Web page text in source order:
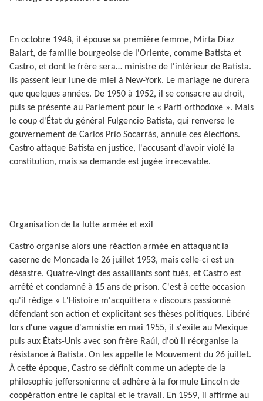
En octobre 1948, il épouse sa première femme, Mirta Diaz
Balart, de famille bourgeoise de l'Oriente, comme Batista et
Castro, et dont le frère sera… ministre de l'intérieur de Batista.
Ils passent leur lune de miel à New-York. Le mariage ne durera
que quelques années. De 1950 à 1952, il se consacre au droit,
puis se présente au Parlement pour le « Parti orthodoxe ». Mais
le coup d'État du général Fulgencio Batista, qui renverse le
gouvernement de Carlos Prío Socarrás, annule ces élections.
Castro attaque Batista en justice, l'accusant d'avoir violé la
constitution, mais sa demande est jugée irrecevable.
Organisation de la lutte armée et exil
Castro organise alors une réaction armée en attaquant la
caserne de Moncada le 26 juillet 1953, mais celle-ci est un
désastre. Quatre-vingt des assaillants sont tués, et Castro est
arrêté et condamné à 15 ans de prison. C'est à cette occasion
qu'il rédige « L'Histoire m'acquittera » discours passionné
défendant son action et explicitant ses thèses politiques. Libéré
lors d'une vague d'amnistie en mai 1955, il s'exile au Mexique
puis aux États-Unis avec son frère Raúl, d'où il réorganise la
résistance à Batista. On les appelle le Mouvement du 26 juillet.
À cette époque, Castro se définit comme un adepte de la
philosophie jeffersonienne et adhère à la formule Lincoln de
coopération entre le capital et le travail. En 1959, il affirme au